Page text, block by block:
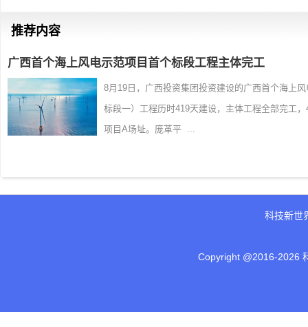
推荐内容
广西首个海上风电示范项目首个标段工程主体完工
8月19日，广西投资集团投资建设的广西首个海上
标段一）工程历时419天建设，主体工程全部完工
项目A场址。庞革平 ...
科技新世
Copyright @2016-2026